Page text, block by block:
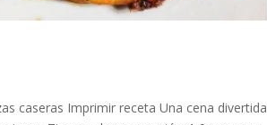
caseras Imprimir receta Una cena divertida